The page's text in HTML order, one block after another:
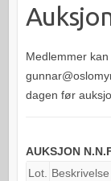
Medlemmer
dagen før
AUKSJON
Lot.
Beskrivelse